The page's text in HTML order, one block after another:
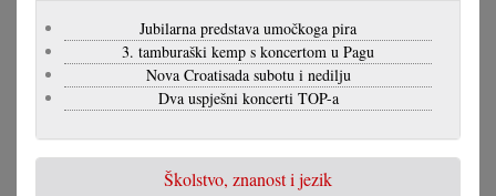
Jubilarna predstava umočkoga pira
3. tamburaški kemp s koncertom u Pagu
Nova Croatisada subotu i nedilju
Dva uspješni koncerti TOP-a
Školstvo, znanost i jezik